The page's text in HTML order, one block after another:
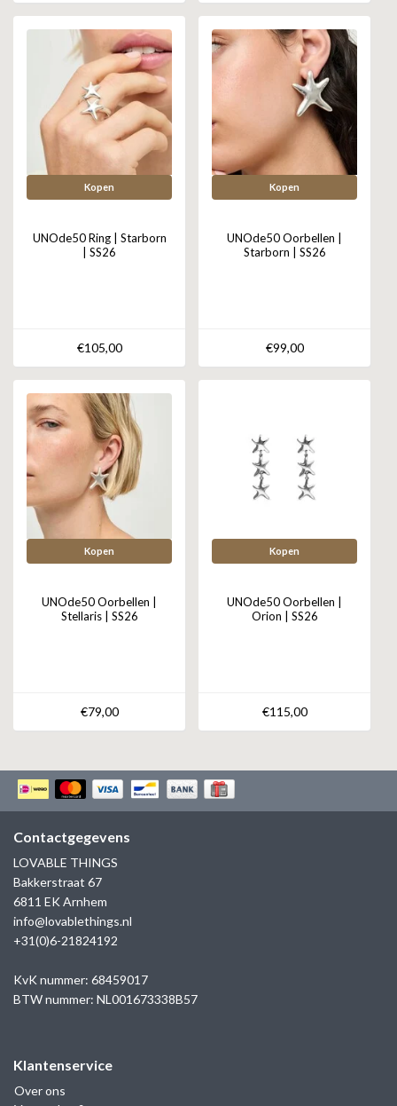
Kopen
UNOde50 Ring | Starborn
| SS26
€105,00
Kopen
UNOde50 Oorbellen |
Starborn | SS26
€99,00
Kopen
UNOde50 Oorbellen |
Stellaris | SS26
€79,00
Kopen
UNOde50 Oorbellen |
Orion | SS26
€115,00
Contactgegevens
LOVABLE THINGS
Bakkerstraat 67
6811 EK Arnhem
info@lovablethings.nl
+31(0)6-21824192
KvK nummer: 68459017
BTW nummer: NL001673338B57
Klantenservice
Over ons